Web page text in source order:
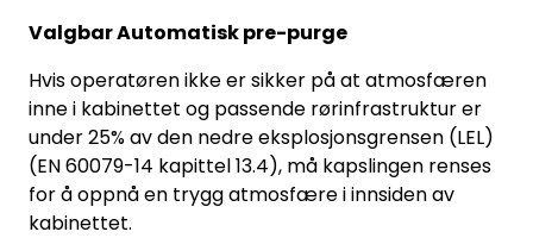
Valgbar Automatisk pre-purge
Hvis operatøren ikke er sikker på at atmosfæren
inne i kabinettet og passende rørinfrastruktur er
under 25% av den nedre eksplosjonsgrensen (LEL)
(EN 60079-14 kapittel 13.4), må kapslingen renses
for å oppnå en trygg atmosfære i innsiden av
kabinettet.